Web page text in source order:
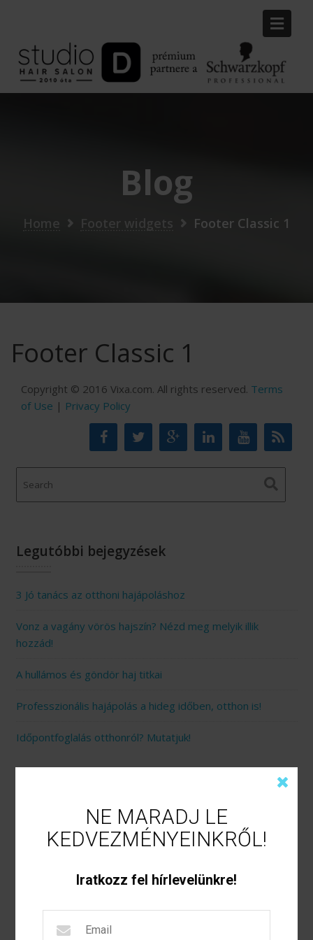
Blog
Home Footer widgets Footer Classic 1
Footer Classic 1
Copyright © 2016 Vixa.com. All rights reserved. Terms
of Use | Privacy Policy
Legutóbbi bejegyzések
3 Jó tanács az otthoni hajápoláshoz
Vonz a vagány vörös hajszín? Nézd meg melyik illik
hozzád!
A hullámos és göndör haj titkai
Professzionális hajápolás a hideg időben, otthon is!
Időpontfoglalás otthonról? Mutatjuk!
2020. április
2020. március
2018. november
NE MARADJ LE
KEDVEZMÉNYEINKRŐL!
Iratkozz fel hírlevelünkre!
NE MARADJ LE
KEDVEZMÉNYEINKRŐL!
Iratkozz fel hírlevelünkre!